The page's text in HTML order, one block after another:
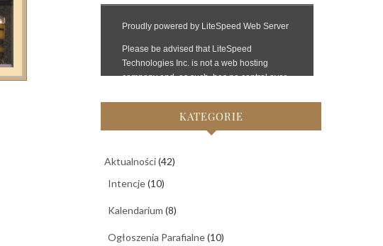
KATEGORIE
Aktualności(42)
Intencje(10)
Kalendarium (8)
Ogłoszenia Parafialne(10)